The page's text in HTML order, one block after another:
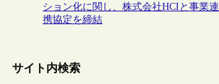
ション化に関し、株式会社HCIと事業連
携協定を締結
サイト内検索